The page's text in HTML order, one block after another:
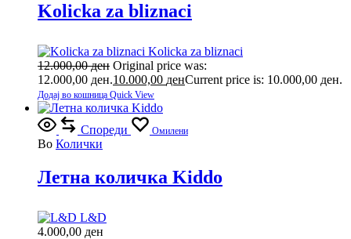
Kolicka za bliznaci
Kolicka za bliznaci
12.000,00ден Original price was:
12.000,00 ден.10.000,00 денCurrent price is: 10.000,00 ден.
Додај во кошница Quick View
Спореди Омилени
Во Колички
Летна количка Kiddo
L&D
4.000,00 ден